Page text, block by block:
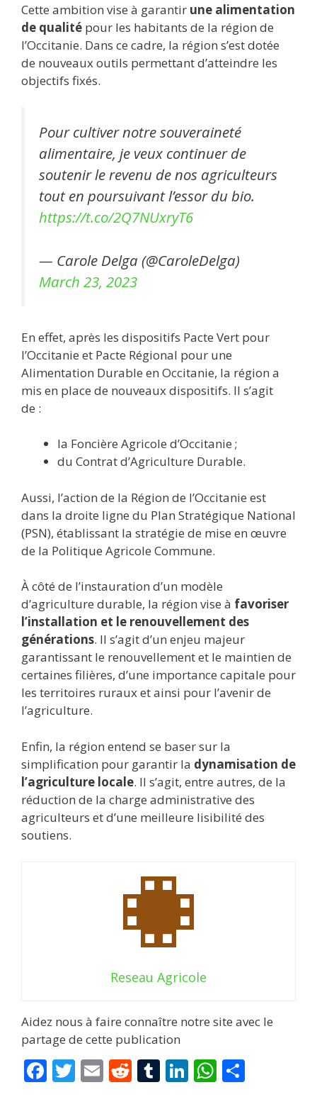
Cette ambition vise à garantir une alimentation
de qualité pour les habitants de la région de
l’Occitanie. Dans ce cadre, la région s’est dotée
de nouveaux outils permettant d’atteindre les
objectifs fixés.
Pour cultiver notre souveraineté
alimentaire, je veux continuer de
soutenir le revenu de nos agriculteurs
tout en poursuivant l’essor du bio.
https://t.co/2Q7NUxryT6
— Carole Delga (@CaroleDelga)
March 23, 2023
En effet, après les dispositifs Pacte Vert pour
l’Occitanie et Pacte Régional pour une
Alimentation Durable en Occitanie, la région a
mis en place de nouveaux dispositifs. Il s’agit
de :
la Foncière Agricole d’Occitanie ;
du Contrat d’Agriculture Durable.
Aussi, l’action de la Région de l’Occitanie est
dans la droite ligne du Plan Stratégique National
(PSN), établissant la stratégie de mise en œuvre
de la Politique Agricole Commune.
À côté de l’instauration d’un modèle
d’agriculture durable, la région vise à favoriser
l’installation et le renouvellement des
générations. Il s’agit d’un enjeu majeur
garantissant le renouvellement et le maintien de
certaines filières, d’une importance capitale pour
les territoires ruraux et ainsi pour l’avenir de
l’agriculture.
Enfin, la région entend se baser sur la
simplification pour garantir la dynamisation de
l’agriculture locale. Il s’agit, entre autres, de la
réduction de la charge administrative des
agriculteurs et d’une meilleure lisibilité des
soutiens.
Reseau Agricole
Aidez nous à faire connaître notre site avec le
partage de cette publication
F T E R T Li W